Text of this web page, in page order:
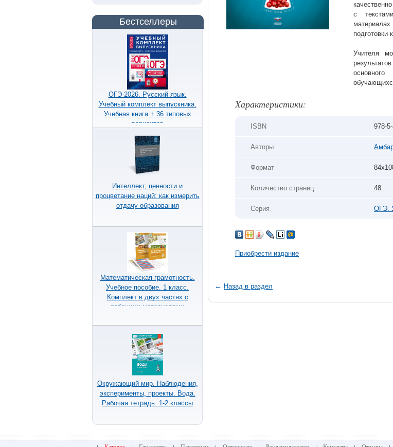
Бестселлеры
ОГЭ-2026. Русский язык.
Учебный комплект выпускника.
Учебная книга + 36 типовых
вариантов
Интеллект, ценности и
процветание наций: как измерить
отдачу образования
Математическая грамотность.
Учебное пособие. 1 класс.
Комплект в двух частях с
рабочими материалами
Окружающий мир. Наблюдения,
эксперименты, проекты. Вода.
Рабочая тетрадь. 1-2 классы
с
подготовки
Учителя
Xарактеристики:
ISBN 978-
Авторы
Формат
Количество страниц 48
Серия ОГЭ.
Приобрести издание
← Назад в раздел